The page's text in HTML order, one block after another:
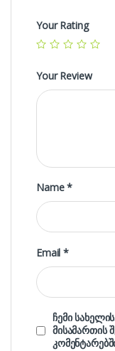
Your Rating
Your Review
Name*
Email*
ჩემი
მისამართის